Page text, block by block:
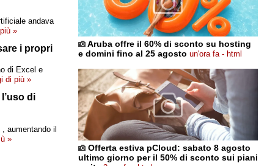
andava
»
i propri
di Excel e
di più »
di
aumentando il
»
Aruba offre il 60% di sconto su hosting
e domini fino al 25 agosto un'ora fa - html
Offerta estiva pCloud: sabato 8 agosto
ultimo giorno per il 50% di sconto sui piani